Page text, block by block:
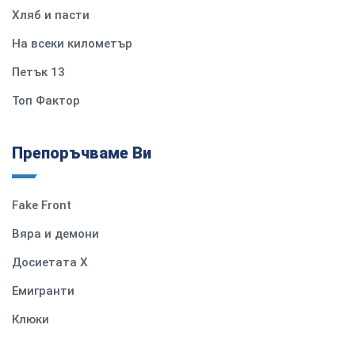
Хляб и пасти
На всеки километър
Петък 13
Топ Фактор
Препоръчваме Ви
Fake Front
Вяра и демони
Досиетата Х
Емигранти
Клюки